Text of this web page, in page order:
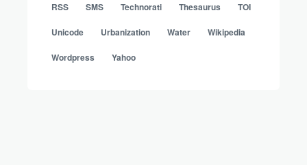
RSS SMS Technorati Thesaurus TOI
Unicode Urbanization Water Wikipedia
Wordpress Yahoo